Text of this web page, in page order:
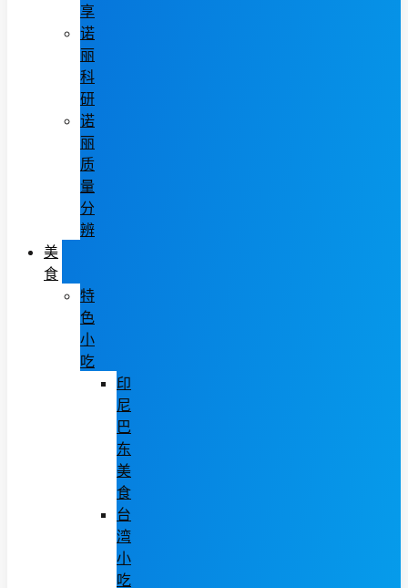
享
诺
丽
科
研
诺
丽
质
量
分
辨
美
食
特
色
小
吃
印
尼
巴
东
美
食
台
湾
小
吃